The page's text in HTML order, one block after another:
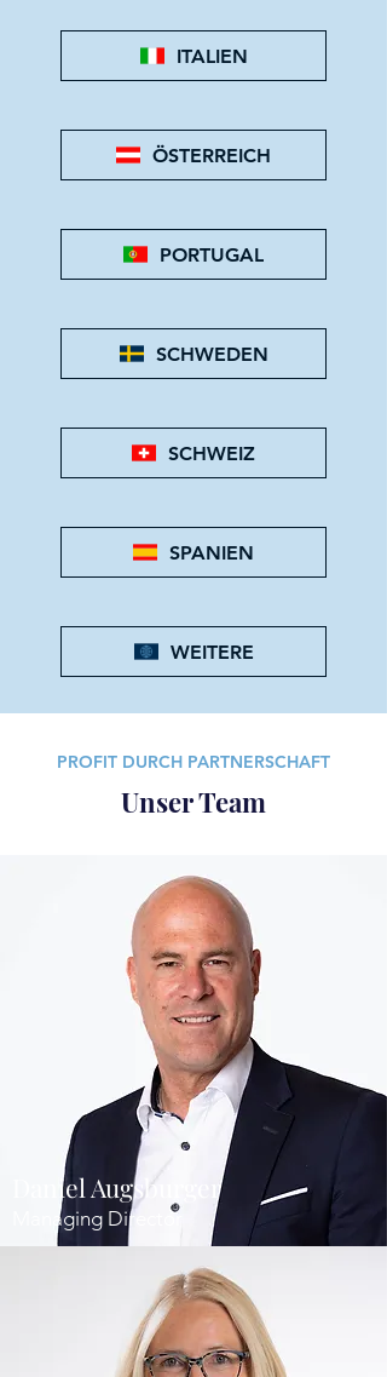
ITALIEN
ÖSTERREICH
PORTUGAL
SCHWEDEN
SCHWEIZ
SPANIEN
WEITERE
PROFIT DURCH PARTNERSCHAFT
Unser Team
Daniel Augsburger
Managing Director